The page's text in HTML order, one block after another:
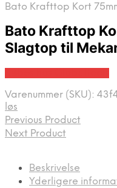
Bato Krafttop Kort
Bato Krafttop
Slagtop til
Varenummer (SKU):
løs
Previous Product
Next Product
Beskrivelse
Yderligere